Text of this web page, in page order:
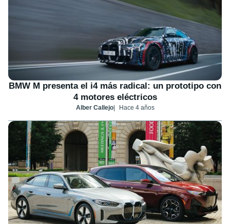
BMW M presenta el i4 más radical: un prototipo con
4 motores eléctricos
Alber Callejo Hace 4 años